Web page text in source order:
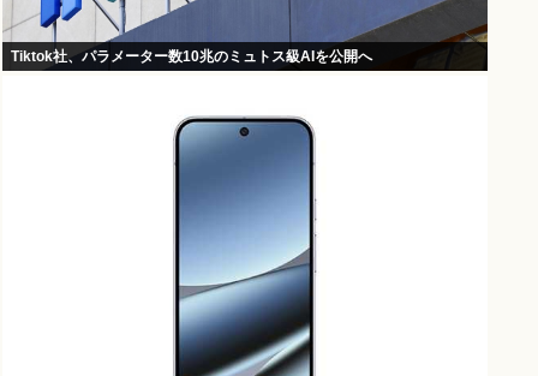
Tiktok社、パラメーター数10兆のミュトス級AIを公開へ